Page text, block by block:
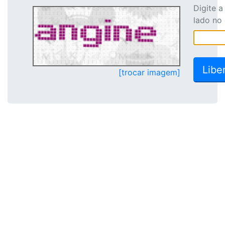
[trocar imagem]
Digite
lado no